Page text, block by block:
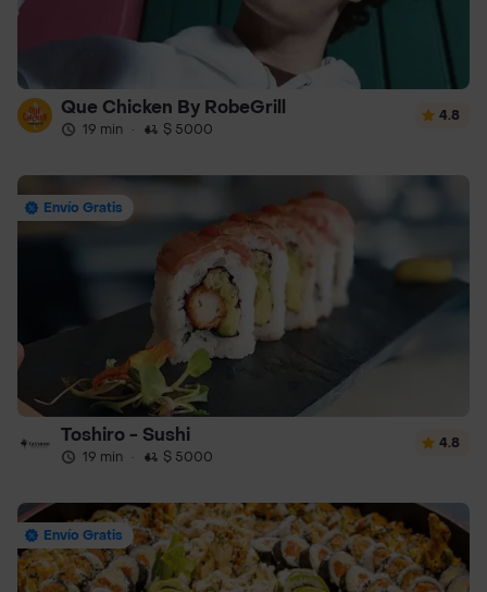
Que Chicken By RobeGrill
19 min · $ 5000
4.8
Envío Gratis
Toshiro - Sushi
19 min · $ 5000
4.8
Envío Gratis